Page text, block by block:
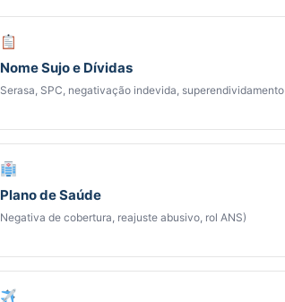
Nome Sujo e Dívidas
Serasa, SPC, negativação indevida, superendividamento
Plano de Saúde
Negativa de cobertura, reajuste abusivo, rol ANS)